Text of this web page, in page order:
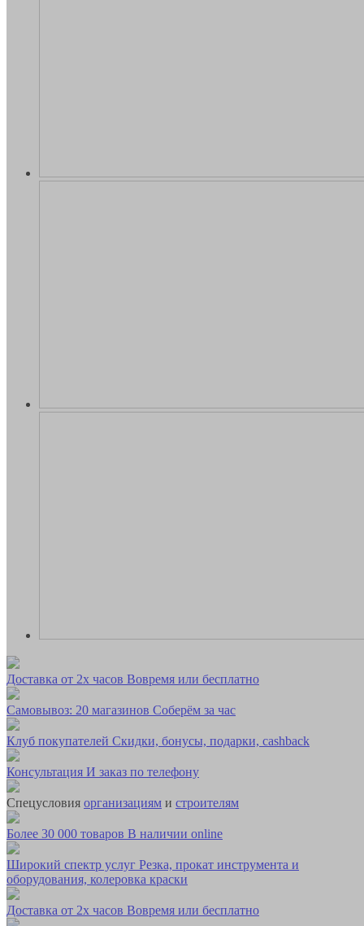
Доставка от 2х часов Вовремя или бесплатно
Самовывоз: 20 магазинов Соберём за час
Клуб покупателей Скидки, бонусы, подарки, cashback
Консультация И заказ по телефону
Спецусловия организациям и строителям
Более 30 000 товаров В наличии online
Широкий спектр услуг Резка, прокат инструмента и
оборудования, колеровка краски
Доставка от 2х часов Вовремя или бесплатно